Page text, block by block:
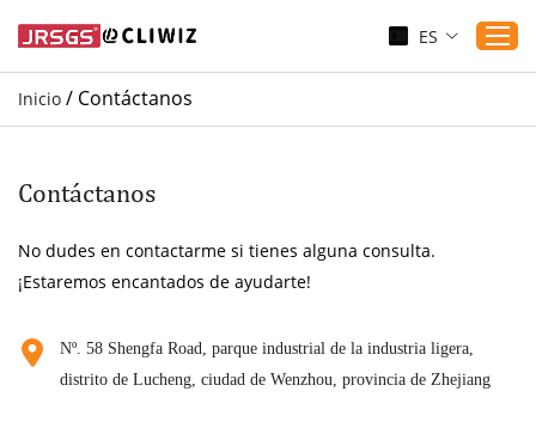
Sustenibilidad
Blogs
ES
Inicio / Contáctanos
Contáctanos
No dudes en contactarme si tienes alguna consulta.
¡Estaremos encantados de ayudarte!
Nº. 58 Shengfa Road, parque industrial de la industria ligera,
distrito de Lucheng, ciudad de Wenzhou, provincia de Zhejiang